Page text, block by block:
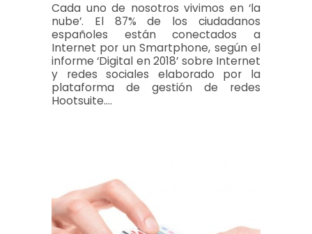
Cada uno de nosotros vivimos en ‘la
nube’. El 87% de los ciudadanos
españoles están conectados a
Internet por un Smartphone, según el
informe ‘Digital en 2018’ sobre Internet
y redes sociales elaborado por la
plataforma de gestión de redes
Hootsuite.…